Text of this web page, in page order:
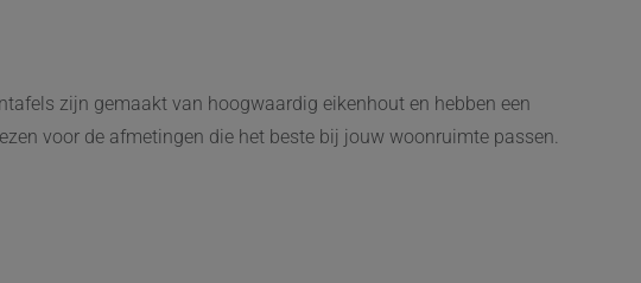
zijn gemaakt van hoogwaardig eikenhout en hebben een
voor de afmetingen die het beste bij jouw woonruimte passen.